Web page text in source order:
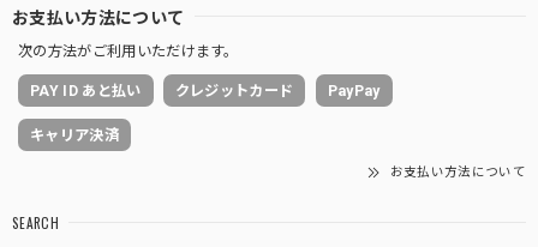
お支払い方法について
次の方法がご利用いただけます。
PAY ID あと払い クレジットカード PayPay
キャリア決済
お支払い方法について
SEARCH